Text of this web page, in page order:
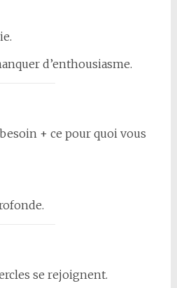
d’enthousiasme.
+ ce pour quoi vous
se rejoignent.